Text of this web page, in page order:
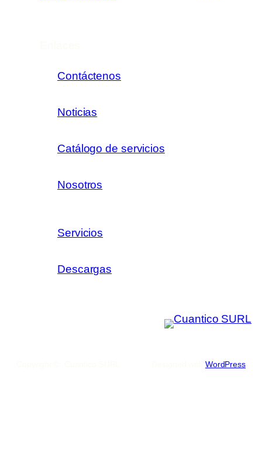
Contáctenos
Noticias
Catálogo de servicios
Nosotros
Servicios
Descargas
WordPress